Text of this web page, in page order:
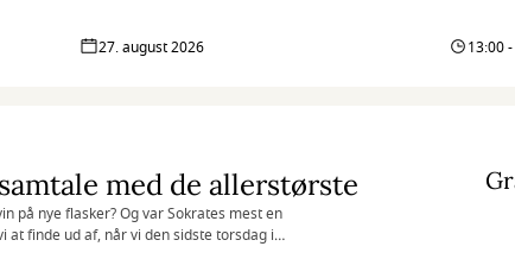
27. august 2026 13:00
med de allerstørste
på nye flasker? Og var Sokrates mest en
at finde ud af, når vi den sidste torsdag i